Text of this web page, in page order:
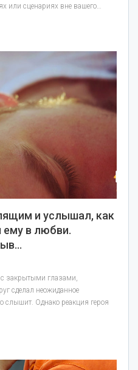
или сценариях вне вашего…
и услышал, как
ему в любви.
с закрытыми глазами,
сделал неожиданное
слышит. Однако реакция героя